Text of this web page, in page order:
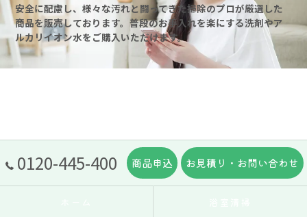
安全に配慮し、様々な汚れと闘ってきた掃除のプロが厳選した
商品を販売しております。普段のお手入れを楽にする洗剤やア
ルカリイオン水をご購入いただけます。
0120-445-400 商品申込 お見積り・お問い合わせ